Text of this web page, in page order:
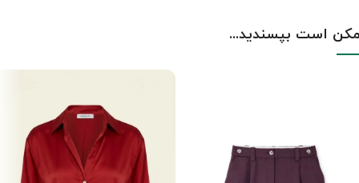
است بپسندید...